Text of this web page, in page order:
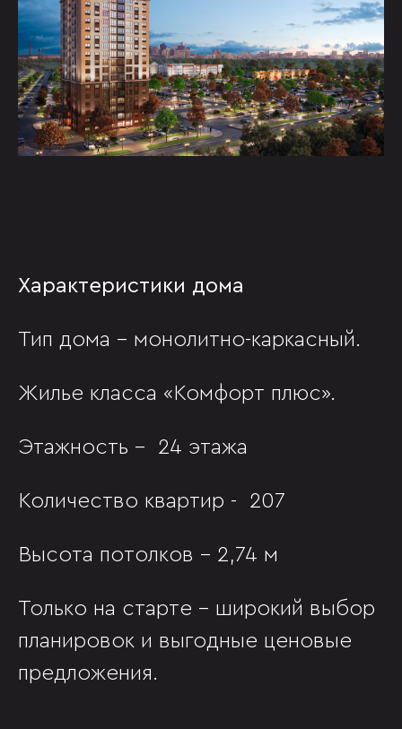
Характеристики дома
Тип дома – монолитно-каркасный.
Жилье класса «Комфорт плюс».
Этажность – 24 этажа
Количество квартир - 207
Высота потолков – 2,74 м
Только на старте - широкий выбор
планировок и выгодные ценовые
предложения.